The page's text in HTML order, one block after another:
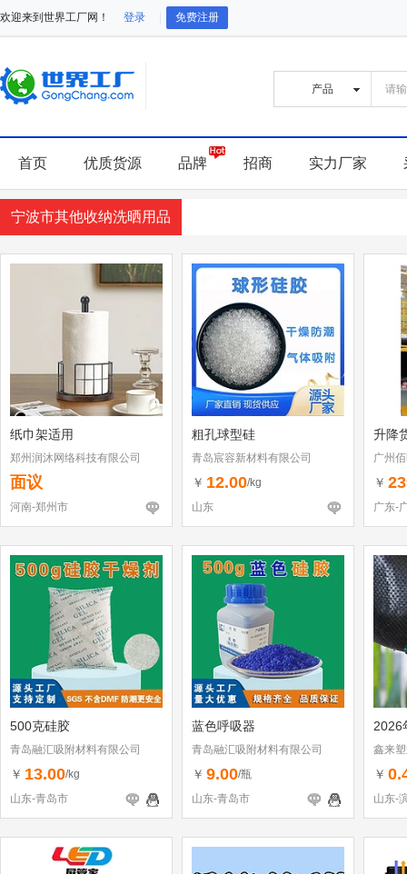
欢迎来到世界工厂网！ 登录 免费注册
首页 优质货源 品牌 招商 实力厂家
宁波市其他收纳洗晒用品
纸巾架适用
郑州润沐网络科技有限公司
面议
河南-郑州市
粗孔球型硅
青岛宸容新材料有限公司
￥ 12.00/kg
山东
升降
广州
￥
广东-
500克硅胶
青岛融汇吸附材料有限公司
￥ 13.00/kg
山东-青岛市
蓝色呼吸器
青岛融汇吸附材料有限公司
￥ 9.00/瓶
山东-青岛市
2026
鑫来
￥
山东-